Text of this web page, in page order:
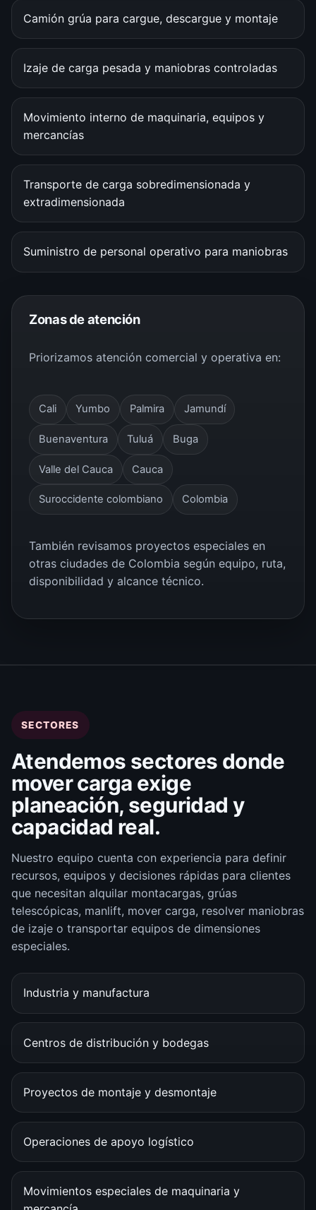
Camión grúa para cargue, descargue y montaje
Izaje de carga pesada y maniobras controladas
Movimiento interno de maquinaria, equipos y
mercancías
Transporte de carga sobredimensionada y
extradimensionada
Suministro de personal operativo para maniobras
Zonas de atención
Priorizamos atención comercial y operativa en:
Cali Yumbo Palmira Jamundí
Buenaventura Tuluá Buga
Valle del Cauca Cauca
Suroccidente colombiano Colombia
También revisamos proyectos especiales en
otras ciudades de Colombia según equipo, ruta,
disponibilidad y alcance técnico.
SECTORES
Atendemos sectores donde
mover carga exige
planeación, seguridad y
capacidad real.
Nuestro equipo cuenta con experiencia para definir
recursos, equipos y decisiones rápidas para clientes
que necesitan alquilar montacargas, grúas
telescópicas, manlift, mover carga, resolver maniobras
de izaje o transportar equipos de dimensiones
especiales.
Industria y manufactura
Centros de distribución y bodegas
Proyectos de montaje y desmontaje
Operaciones de apoyo logístico
Movimientos especiales de maquinaria y